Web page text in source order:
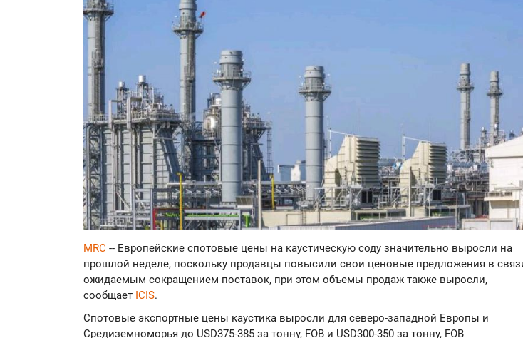
MRC -- Европейские спотовые цены на каустическую соду значительно выросли на
прошлой неделе, поскольку продавцы повысили свои ценовые предложения в
ожидаемым сокращением поставок, при этом объемы продаж также выросли,
сообщает ICIS.
Спотовые экспортные цены каустика выросли для северо-западной Европы и
Средиземноморья до USD375-385 за тонну, FOB и USD300-350 за тонну, FOB